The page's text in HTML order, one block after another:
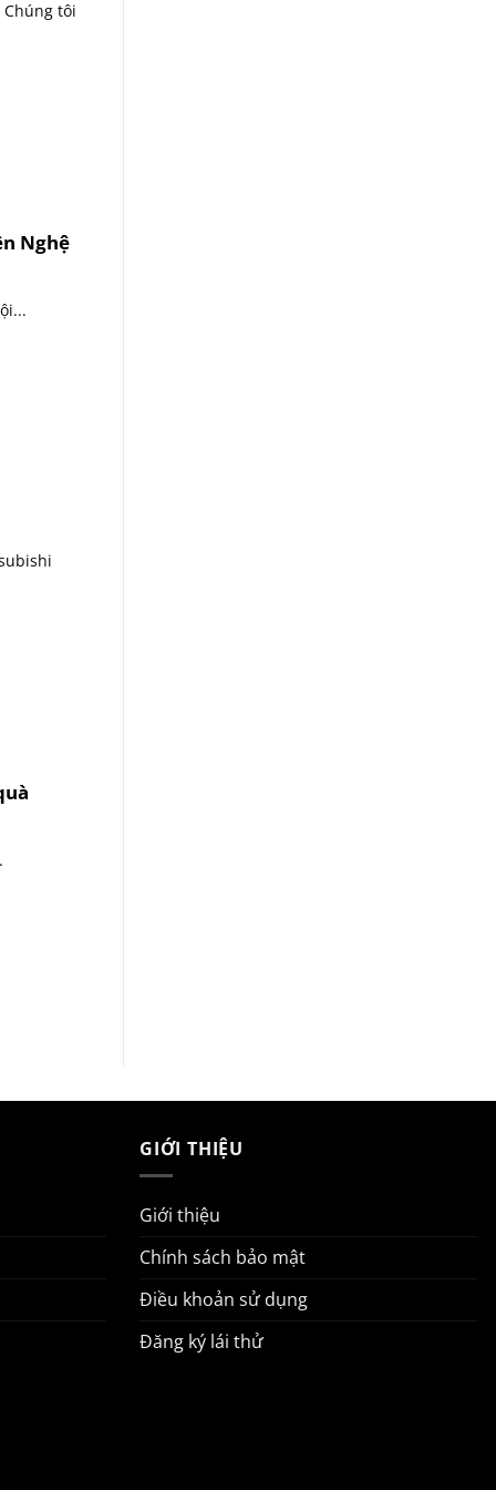
Chúng tôi
Nghệ
GIỚI THIỆU
Giới thiệu
Chính sách bảo mật
Điều khoản sử dụng
Đăng ký lái thử